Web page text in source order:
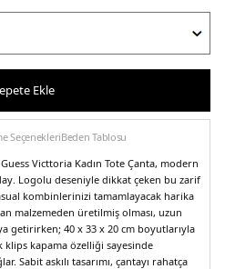
Ekle
SeçenekleriBeden Tablosu
Guess Victtoria Kadın Tote Çanta, modern
Logolu deseniyle dikkat çeken bu zarif
kombinlerinizi tamamlayacak harika
malzemeden üretilmiş olması, uzun
getirirken; 40 x 33 x 20 cm boyutlarıyla
kapama özelliği sayesinde
Sabit askılı tasarımı, çantayı rahatça